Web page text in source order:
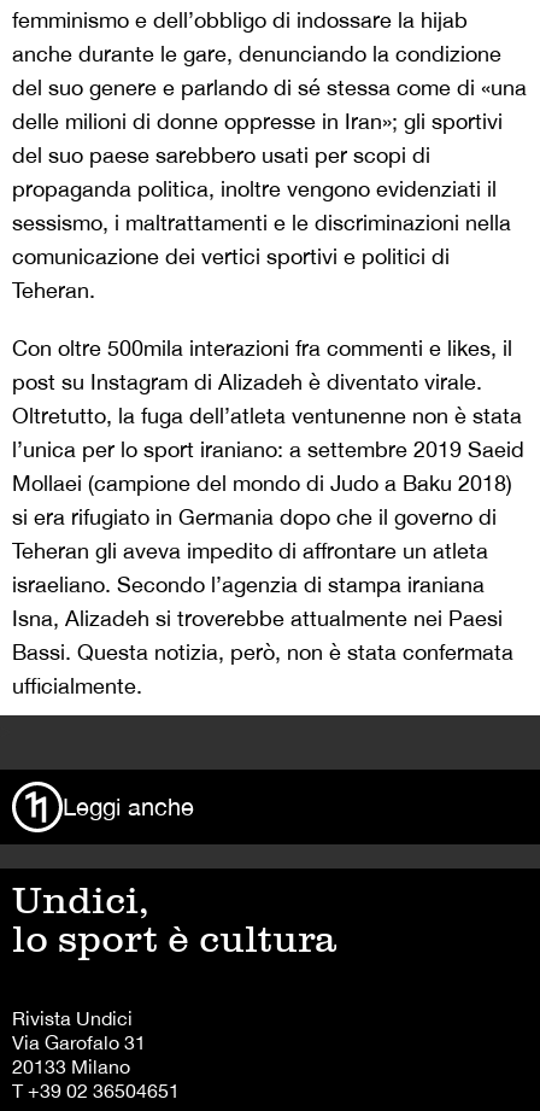
femminismo e dell’obbligo di indossare la hijab
anche durante le gare, denunciando la condizione
del suo genere e parlando di sé stessa come di «una
delle milioni di donne oppresse in Iran»; gli sportivi
del suo paese sarebbero usati per scopi di
propaganda politica, inoltre vengono evidenziati il
sessismo, i maltrattamenti e le discriminazioni nella
comunicazione dei vertici sportivi e politici di
Teheran.
Con oltre 500mila interazioni fra commenti e likes, il
post su Instagram di Alizadeh è diventato virale.
Oltretutto, la fuga dell’atleta ventunenne non è stata
l’unica per lo sport iraniano: a settembre 2019 Saeid
Mollaei (campione del mondo di Judo a Baku 2018)
si era rifugiato in Germania dopo che il governo di
Teheran gli aveva impedito di affrontare un atleta
israeliano. Secondo l’agenzia di stampa iraniana
Isna, Alizadeh si troverebbe attualmente nei Paesi
Bassi. Questa notizia, però, non è stata confermata
ufficialmente.
Leggi anche
Undici,
lo sport è cultura
Rivista Undici
Via Garofalo 31
20133 Milano
T +39 02 36504651